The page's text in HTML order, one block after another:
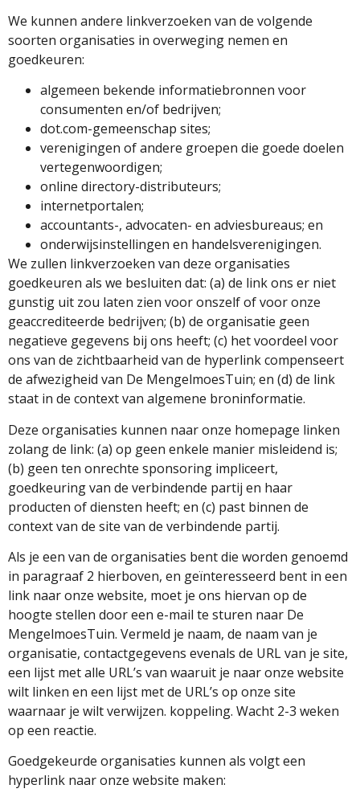
We kunnen andere linkverzoeken van de volgende
soorten organisaties in overweging nemen en
goedkeuren:
algemeen bekende informatiebronnen voor
consumenten en/of bedrijven;
dot.com-gemeenschap sites;
verenigingen of andere groepen die goede doelen
vertegenwoordigen;
online directory-distributeurs;
internetportalen;
accountants-, advocaten- en adviesbureaus; en
onderwijsinstellingen en handelsverenigingen.
We zullen linkverzoeken van deze organisaties
goedkeuren als we besluiten dat: (a) de link ons ​​er niet
gunstig uit zou laten zien voor onszelf of voor onze
geaccrediteerde bedrijven; (b) de organisatie geen
negatieve gegevens bij ons heeft; (c) het voordeel voor
ons van de zichtbaarheid van de hyperlink compenseert
de afwezigheid van De MengelmoesTuin; en (d) de link
staat in de context van algemene broninformatie.
Deze organisaties kunnen naar onze homepage linken
zolang de link: (a) op geen enkele manier misleidend is;
(b) geen ten onrechte sponsoring impliceert,
goedkeuring van de verbindende partij en haar
producten of diensten heeft; en (c) past binnen de
context van de site van de verbindende partij.
Als je een van de organisaties bent die worden genoemd
in paragraaf 2 hierboven, en geïnteresseerd bent in een
link naar onze website, moet je ons hiervan op de
hoogte stellen door een e-mail te sturen naar De
MengelmoesTuin. Vermeld je naam, de naam van je
organisatie, contactgegevens evenals de URL van je site,
een lijst met alle URL’s van waaruit je naar onze website
wilt linken en een lijst met de URL’s op onze site
waarnaar je wilt verwijzen. koppeling. Wacht 2-3 weken
op een reactie.
Goedgekeurde organisaties kunnen als volgt een
hyperlink naar onze website maken: